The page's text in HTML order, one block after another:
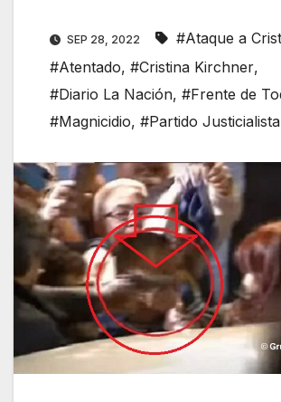
SEP 28, 2022 #Ataque a
#Atentado, #Cristina Kirchner,
#Diario La Nación, #Frente de
#Magnicidio, #Partido Justicialista